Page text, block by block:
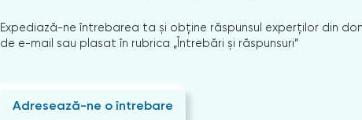
Expediază-ne întrebarea ta și obține răspunsul experților din
de e-mail sau plasat în rubrica „Întrebări și răspunsuri”
Adresează-ne o întrebare